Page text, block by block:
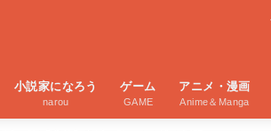
小説家になろう
narou
ゲーム
GAME
アニメ・漫画
Anime＆Manga